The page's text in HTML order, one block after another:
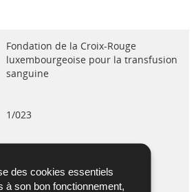
des cookies essentiels
à son bon fonctionnement,
Fondation de la Croix-Rouge
luxembourgeoise pour la transfusion
sanguine
1/023
L-1840 Luxembourg
Luxembourg